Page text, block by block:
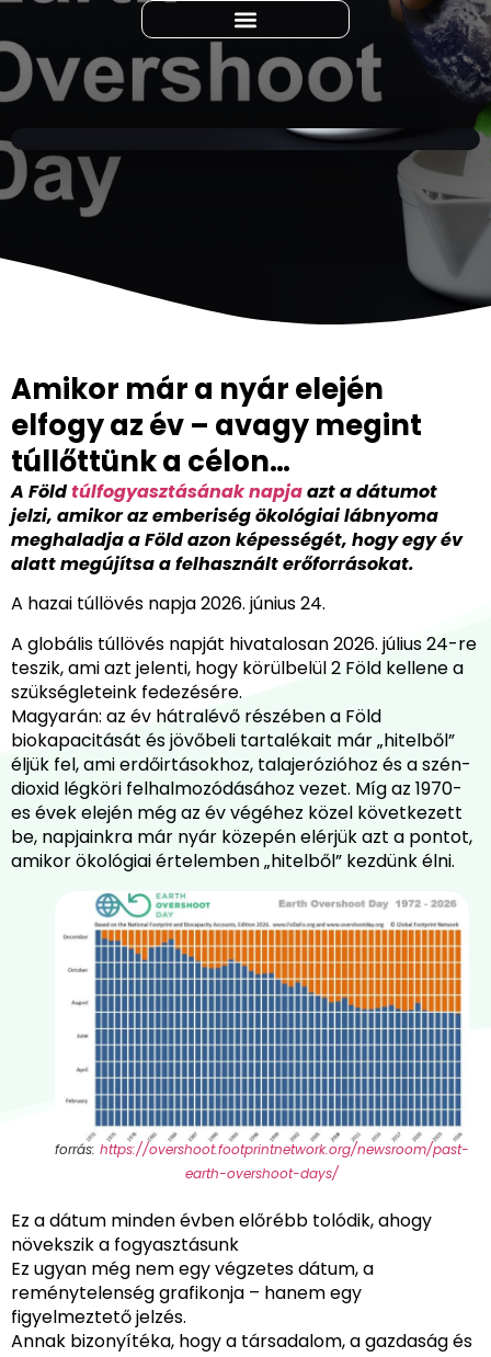
Amikor már a nyár elején
elfogy az év – avagy megint
túllőttünk a célon…
A Földtúlfogyasztásának napjaazt a dátumot
jelzi, amikor az emberiség ökológiai lábnyoma
meghaladja a Föld azon képességét, hogy egy év
alatt megújítsa a felhasznált erőforrásokat.
A hazai túllövés napja 2026. június 24.
A globális túllövés napját hivatalosan 2026. július 24-re
teszik, ami azt jelenti, hogy körülbelül 2 Föld kellene a
szükségleteink fedezésére.
Magyarán: az év hátralévő részében a Föld
biokapacitását és jövőbeli tartalékait már „hitelből”
éljük fel, ami erdőirtásokhoz, talajerózióhoz és a szén-
dioxid légköri felhalmozódásához vezet. Míg az 1970-
es évek elején még az év végéhez közel következett
be, napjainkra már nyár közepén elérjük azt a pontot,
amikor ökológiai értelemben „hitelből” kezdünk élni.
forrás: https://overshoot.footprintnetwork.org/newsroom/past-
earth-overshoot-days/
Ez a dátum minden évben előrébb tolódik, ahogy
növekszik a fogyasztásunk
Ez ugyan még nem egy végzetes dátum, a
reménytelenség grafikonja – hanem egy
figyelmeztető jelzés.
Annak bizonyítéka, hogy a társadalom, a gazdaság és